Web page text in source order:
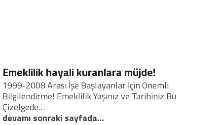
Emeklilik hayali kuranlara müjde!
1999-2008 Arası İşe Başlayanlar İçin Önemli
Bilgilendirme! Emeklilik Yaşınız ve Tarihiniz Bu
Çizelgede…
devamı sonraki sayfada…